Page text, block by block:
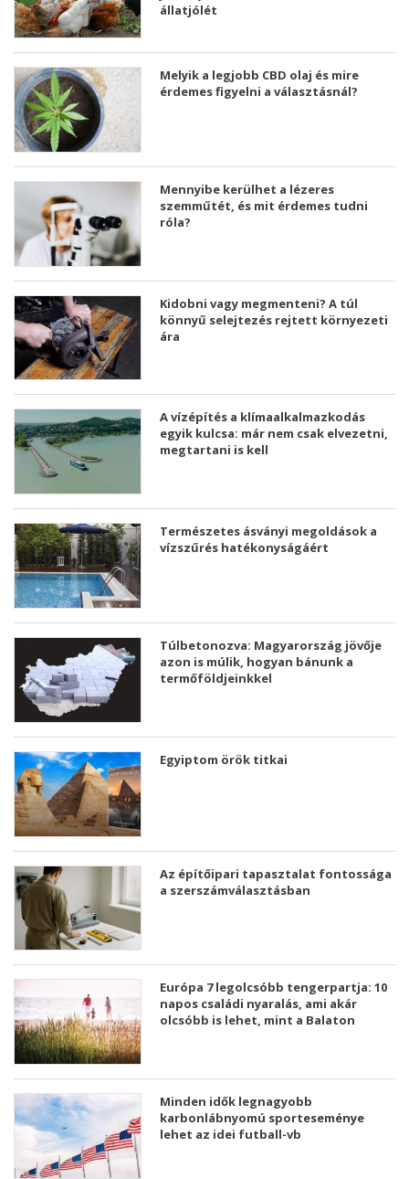
állatjólét
Melyik a legjobb CBD olaj és mire
érdemes figyelni a választásnál?
Mennyibe kerülhet a lézeres
szemműtét, és mit érdemes tudni
róla?
Kidobni vagy megmenteni? A túl
könnyű selejtezés rejtett környezeti
ára
A vízépítés a klímaalkalmazkodás
egyik kulcsa: már nem csak elvezetni,
megtartani is kell
Természetes ásványi megoldások a
vízszűrés hatékonyságáért
Túlbetonozva: Magyarország jövője
azon is múlik, hogyan bánunk a
termőföldjeinkkel
Egyiptom örök titkai
Az építőipari tapasztalat fontossága
a szerszámválasztásban
Európa 7 legolcsóbb tengerpartja: 10
napos családi nyaralás, ami akár
olcsóbb is lehet, mint a Balaton
Minden idők legnagyobb
karbonlábnyomú sporteseménye
lehet az idei futball-vb